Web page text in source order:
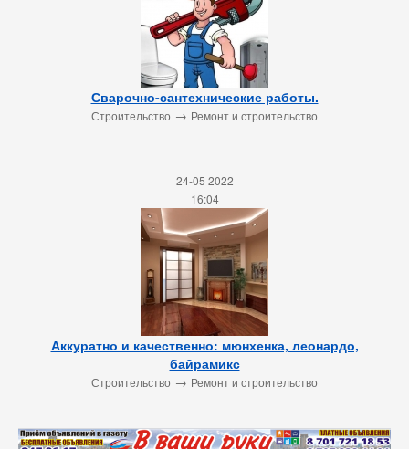
Сварочно-сантехнические работы.
Строительство → Ремонт и строительство
24-05 2022
16:04
Аккуратно и качественно: мюнхенка, леонардо,
байрамикс
Строительство → Ремонт и строительство